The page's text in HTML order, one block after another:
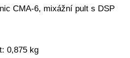
CMA-6, mixážní pult s DSP
0,875 kg